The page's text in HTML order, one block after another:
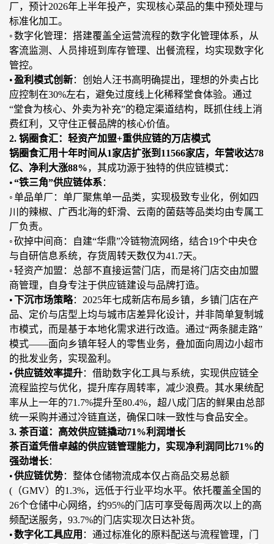
厂，预计2026年上半年投产，实现核心菜品的集中预处理与
标准化加工。
◦数字化管理：搭建覆盖全运营流程的数字化管理体系，从
客流监测、人员排班到库存管理、出餐流程， 均实现数字化
管控。
•盈利模式创新：创始人汪书高明确提出，理想的外卖占比
应控制在30%左右，避免过度线上化稀释堂食体验。通过
“堂食为核心、外卖为补充”的稳定渠道结构，既抓住线上消
费红利，又守住正餐品牌的核心价值。
2. 锅圈食汇：轻资产加盟+重供应链的万店模式
锅圈食汇用十年时间从1家店扩张到11566家店，年营收达78
亿、净利大涨88%，其成功源于独特的供应链模式：
•“铁三角”供应链体系：
◦单品单厂：单厂聚焦单一品类，实现极致专业化，例如四
川的辣椒、广西北海的虾滑、云南的菌菇等品类均由专属工
厂负责。
◦砍掉中间商：自建“华鼎”冷链物流网络，结合19个中央仓
与自研信息系统，存货周转天数仅为41.7天。
◦轻资产加盟：总部不直接运营门店，而是将门店交由加盟
商管理，自身专注于供应链建设与品牌打造。
•下沉市场策略： 2025年七成新店布局乡镇，乡镇门店在产
品、定价与店型上均与城市店差异化设计，并非简单复制城
市模式，而是基于本地化需求进行改造。通过“两条腿走路”
模式——面向乡镇年轻人的零售业务，叠加面向周边小超市
的批发业务，实现盈利。
•供应链效率提升：借助数字化工具与系统，实现供应链全
流程监控与优化，提升库存周转率，减少浪费。其水果统配
率从上一年的71.7%提升至80.4%，超八成门店的鲜果由总部
统一采购并通过冷链直送，确保口味一致性与食品安全。
3. 茶百道：高效供应链撬动71%利润增长
茶百道凭借卓越的供应链管理能力，实现净利润同比71%的
强劲增长：
•供应链优势：整体仓储物流成本仅占商品交易总额
( （GMV） 的1.3%，远低于行业平均水平。依托覆盖全国的
26个仓储中心网络，约95%的门店可享受每周两次以上的高
频配送服务，93.7%的门店实现次日达补货。
•数字化工具应用 ：通过标准化的原料配送与流程管理，门